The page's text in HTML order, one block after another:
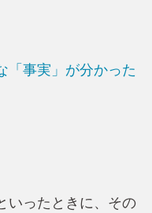
「事実」が分かった
いったときに、その